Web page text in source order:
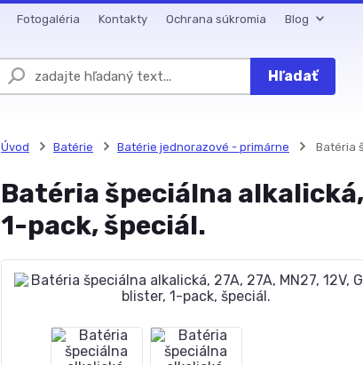
Fotogaléria Kontakty Ochrana súkromia Blog
Hľadať
Úvod Batérie Batérie jednorazové - primárne Batéria
Batéria špeciálna alkalická,
1-pack, špeciál.